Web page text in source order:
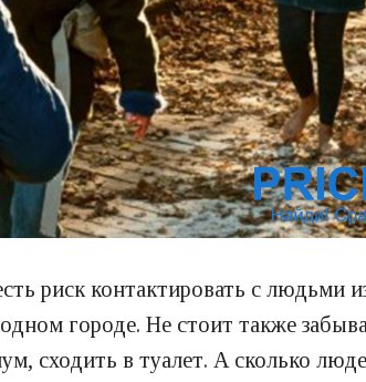
риск контактировать с людьми
городе. Не стоит также
сходить в туалет. А сколько